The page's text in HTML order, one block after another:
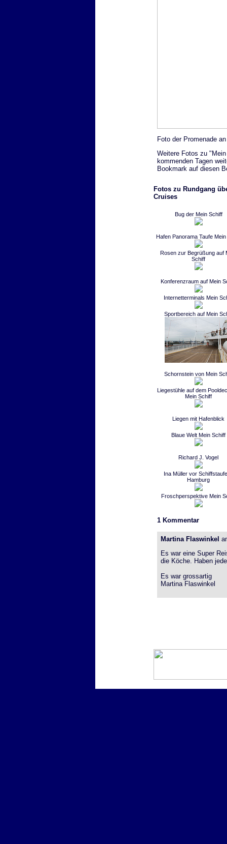
Foto der Promenade
Weitere Fotos zu
kommenden Tagen
Bookmark auf diesen
Fotos zu Rundgang
Cruises
Bug der Mein Schiff
Hafen Panorama Taufe Mein
Rosen zur Begrüßung auf
Schiff
Konferenzraum auf Mein
Internetterminals Mein
Sportbereich auf Mein
Schornstein von Mein
Liegestühle auf dem
Mein Schiff
Liegen mit Hafenblick
Blaue Welt Mein Schiff
Richard J. Vogel
Ina Müller vor
Hamburg
Froschperspektive Mein
1 Kommentar
Martina Flaswinkel
Es war eine Super
die Köche. Haben
Es war grossartig
Martina Flaswinkel